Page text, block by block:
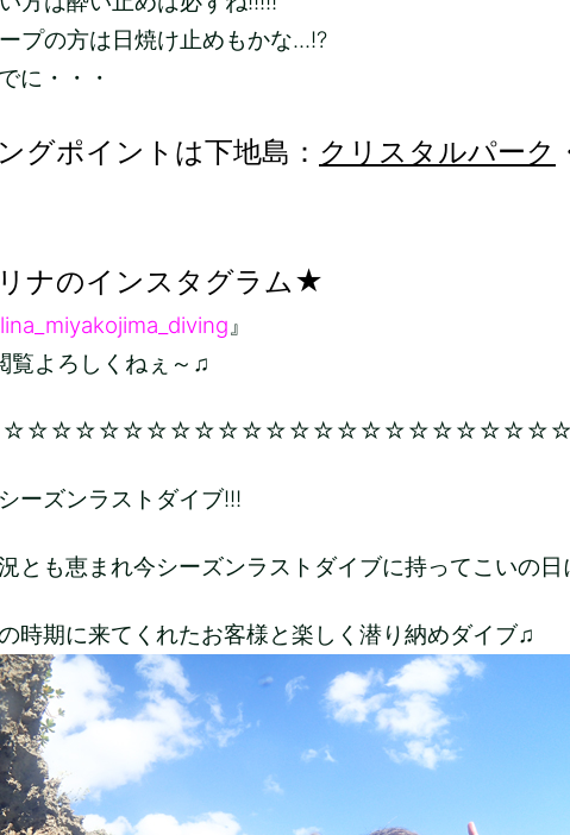
プの方は日焼け止めもかな...!?
に・・・
グポイントは下地島： クリスタルパーク
ナのインスタグラム★
』
しくねぇ～♫
ーズンラストダイブ!!!
とも恵まれ今シーズンラストダイブに持ってこいの日
時期に来てくれたお客様と楽しく潜り納めダイブ♫